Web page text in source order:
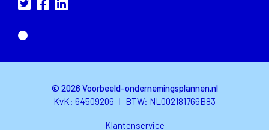
© 2026 Voorbeeld-ondernemingsplannen.nl
KvK: 64509206
BTW: NL002181766B83
Klantenservice